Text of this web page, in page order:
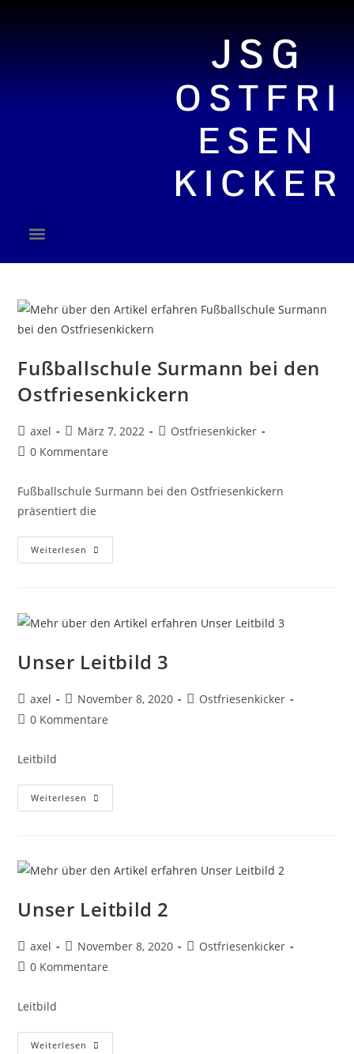
JSG
OSTFRI
ESEN
KICKER
Fußballschule Surmann bei den
Ostfriesenkickern
axel März 7, 2022
Ostfriesenkicker
0 Kommentare
Fußballschule Surmann bei den Ostfriesenkickern
präsentiert die
Weiterlesen
Unser Leitbild 3
axel November 8, 2020
Ostfriesenkicker
0 Kommentare
Leitbild
Weiterlesen
Unser Leitbild 2
axel November 8, 2020
Ostfriesenkicker
0 Kommentare
Leitbild
Weiterlesen